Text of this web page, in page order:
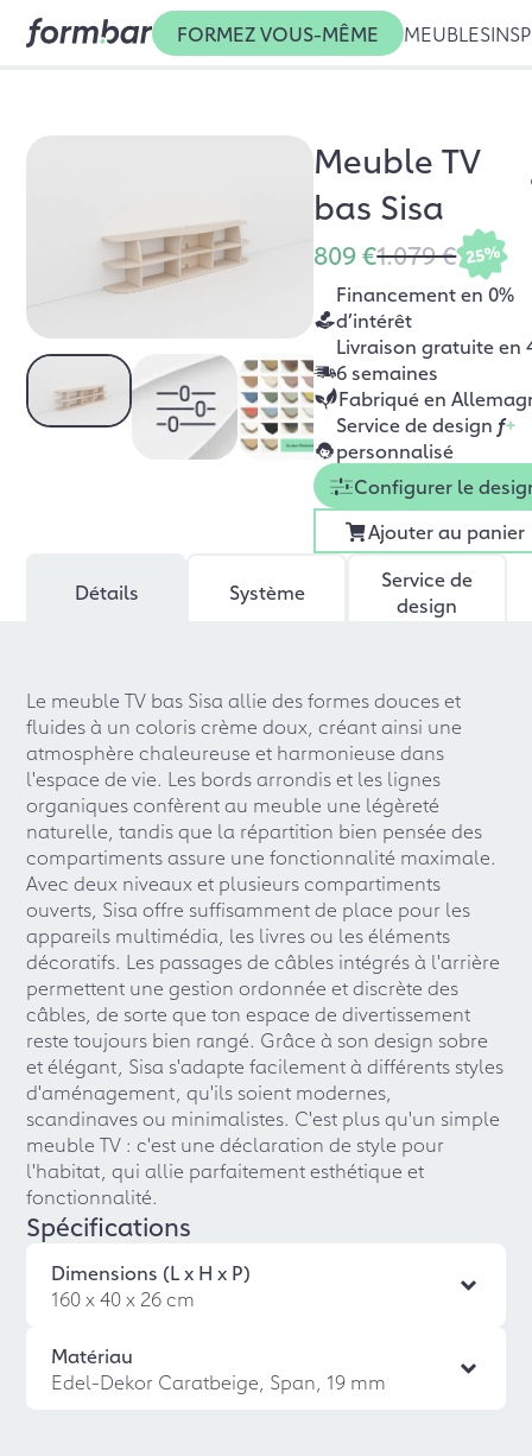
FORMEZ VOUS-MÊME MEUBLES
Meuble TV
bas Sisa
809 €1.079 € 25%
Financement en 0%
d’intérêt
Livraison gratuite en
6 semaines
Fabriqué en
Service de design f+
personnalisé
Configurer le
Ajouter au panier
Détails Système
Service de
design
Le meuble TV bas Sisa allie des formes douces et
fluides à un coloris crème doux, créant ainsi une
atmosphère chaleureuse et harmonieuse dans
l'espace de vie. Les bords arrondis et les lignes
organiques confèrent au meuble une légèreté
naturelle, tandis que la répartition bien pensée des
compartiments assure une fonctionnalité maximale.
Avec deux niveaux et plusieurs compartiments
ouverts, Sisa offre suffisamment de place pour les
appareils multimédia, les livres ou les éléments
décoratifs. Les passages de câbles intégrés à l'arrière
permettent une gestion ordonnée et discrète des
câbles, de sorte que ton espace de divertissement
reste toujours bien rangé. Grâce à son design sobre
et élégant, Sisa s'adapte facilement à différents styles
d'aménagement, qu'ils soient modernes,
scandinaves ou minimalistes. C'est plus qu'un simple
meuble TV : c'est une déclaration de style pour
l'habitat, qui allie parfaitement esthétique et
fonctionnalité.
Spécifications
Dimensions (L x H x P)
160 x 40 x 26 cm
Matériau
Edel-Dekor Caratbeige, Span, 19 mm